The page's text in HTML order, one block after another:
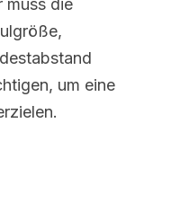
muss die
um eine